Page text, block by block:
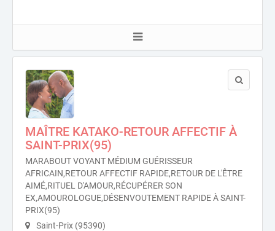
MAÎTRE KATAKO-RETOUR AFFECTIF À
SAINT-PRIX(95)
MARABOUT VOYANT MÉDIUM GUÉRISSEUR
AFRICAIN,RETOUR AFFECTIF RAPIDE,RETOUR DE L'ÊTRE
AIMÉ,RITUEL D'AMOUR,RÉCUPÉRER SON
EX,AMOUROLOGUE,DÉSENVOUTEMENT RAPIDE À SAINT-
PRIX(95)
Saint-Prix (95390)